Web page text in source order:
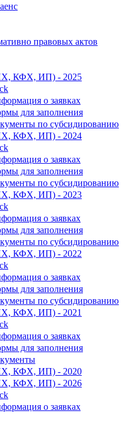
правовых актов
КФХ, ИП) - 2025
о заявках
для заполнения
по субсидированию
КФХ, ИП) - 2024
о заявках
для заполнения
по субсидированию
КФХ, ИП) - 2023
о заявках
для заполнения
по субсидированию
КФХ, ИП) - 2022
о заявках
для заполнения
по субсидированию
КФХ, ИП) - 2021
о заявках
для заполнения
КФХ, ИП) - 2020
КФХ, ИП) - 2026
о заявках